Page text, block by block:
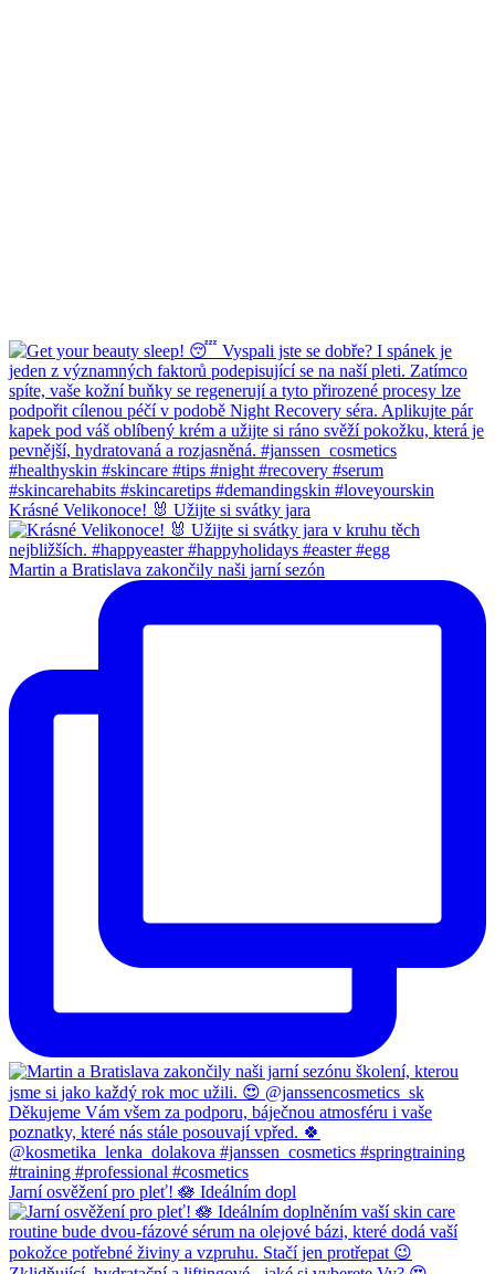
Krásné Velikonoce! 🐰 Užijte si svátky jara
Martin a Bratislava zakončily naši jarní sezón
Jarní osvěžení pro pleť! 🪷 Ideálním dopl